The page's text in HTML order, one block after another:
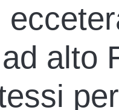
alto